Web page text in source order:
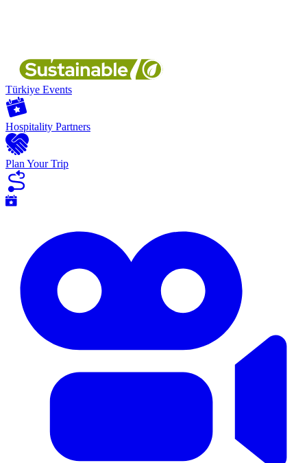
Türkiye Events
Hospitality Partners
Plan Your Trip